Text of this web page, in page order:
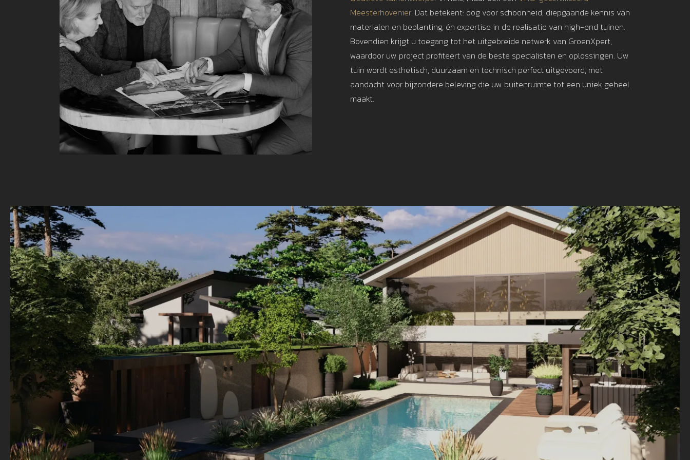
Meesterhovenier. Dat betekent: oog voor schoonheid, diepgaande kennis van
materialen en beplanting, én expertise in de realisatie van high-end tuinen.
Bovendien krijgt u toegang tot het uitgebreide netwerk van GroenXpert,
waardoor uw project profiteert van de beste specialisten en oplossingen. Uw
tuin wordt esthetisch, duurzaam en technisch perfect uitgevoerd, met
aandacht voor bijzondere beleving die uw buitenruimte tot een uniek geheel
maakt.